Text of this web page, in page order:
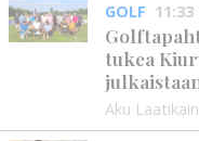
GOLF 11:33
tukea
Aku